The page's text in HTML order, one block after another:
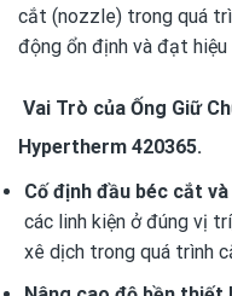
cắt (nozzle) trong quá
động ổn định và đạt
Vai Trò của Ống Giữ
Hypertherm 420365.
Cố định đầu béc cắt
các linh kiện ở đúng vị
xê dịch trong quá trình